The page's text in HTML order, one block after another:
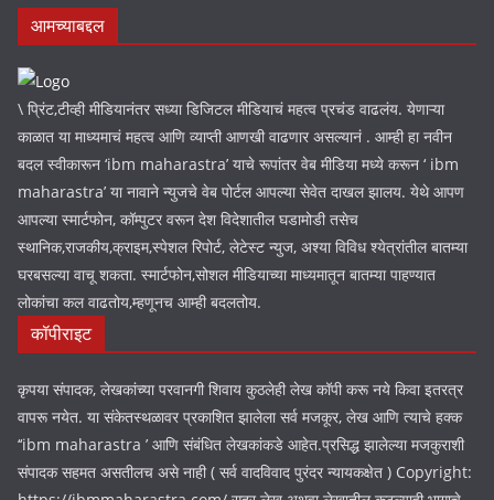
आमच्याबद्दल
\ प्रिंट,टीव्ही मीडियानंतर सध्या डिजिटल मीडियाचं महत्व प्रचंड वाढलंय. येणाऱ्या
काळात या माध्यमाचं महत्व आणि व्याप्ती आणखी वाढणार असल्यानं . आम्ही हा नवीन
बदल स्वीकारून ‘ibm maharastra’ याचे रूपांतर वेब मीडिया मध्ये करून ‘ ibm
maharastra’ या नावाने न्युजचे वेब पोर्टल आपल्या सेवेत दाखल झालय. येथे आपण
आपल्या स्मार्टफोन, कॉम्पुटर वरून देश विदेशातील घडामोडी तसेच
स्थानिक,राजकीय,क्राइम,स्पेशल रिपोर्ट, लेटेस्ट न्युज, अश्या विविध श्येत्रांतील बातम्या
घरबसल्या वाचू शकता. स्मार्टफोन,सोशल मीडियाच्या माध्यमातून बातम्या पाहण्यात
लोकांचा कल वाढतोय,म्हणूनच आम्ही बदलतोय.
कॉपीराइट
कृपया संपादक, लेखकांच्या परवानगी शिवाय कुठलेही लेख कॉपी करू नये किवा इतरत्र
वापरू नयेत. या संकेतस्थळावर प्रकाशित झालेला सर्व मजकूर, लेख आणि त्याचे हक्क
‘‘ibm maharastra ’ आणि संबंधित लेखकांकडे आहेत.प्रसिद्ध झालेल्या मजकुराशी
संपादक सहमत असतीलच असे नाही ( सर्व वादविवाद पुरंदर न्यायकक्षेत ) Copyright: